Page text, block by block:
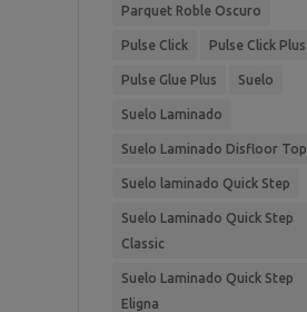
Parquet Roble Oscuro
Pulse Click Pulse Click Plus
Pulse Glue Plus Suelo
Suelo Laminado
Suelo Laminado Disfloor Top
Suelo laminado Quick Step
Suelo Laminado Quick Step
Classic
Suelo Laminado Quick Step
Eligna